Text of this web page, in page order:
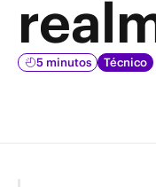
5 minutos Técnico